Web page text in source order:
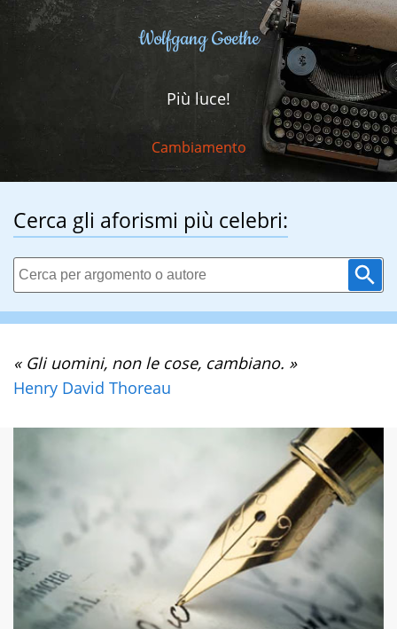
Wolfgang Goethe
Più luce!
Cambiamento
Cerca gli aforismi più celebri:
« Gli uomini, non le cose, cambiano. »
Henry David Thoreau